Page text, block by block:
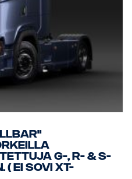
G-, R- & S-
Ei sovi XT-